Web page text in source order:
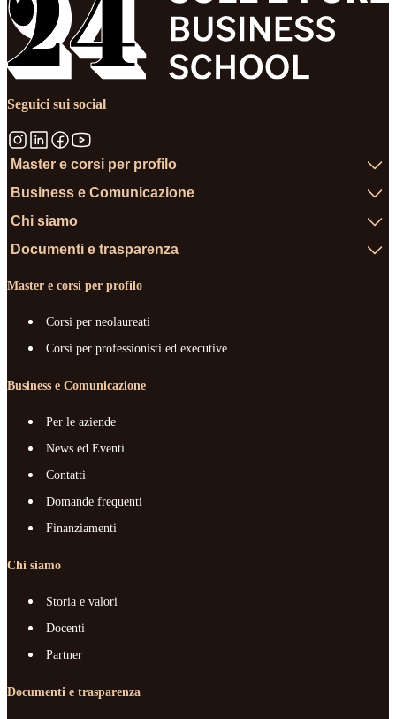
Seguici sui social
Master e corsi per profilo
Business e Comunicazione
Chi siamo
Documenti e trasparenza
Master e corsi per profilo
Corsi per neolaureati
Corsi per professionisti ed executive
Business e Comunicazione
Per le aziende
News ed Eventi
Contatti
Domande frequenti
Finanziamenti
Chi siamo
Storia e valori
Docenti
Partner
Documenti e trasparenza